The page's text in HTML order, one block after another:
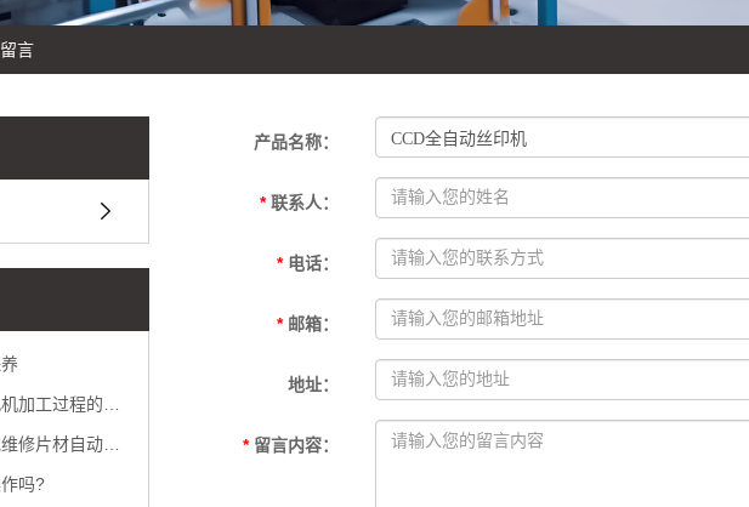
言
过程的稳定性
材自动丝印机
吗?
产品名称：
* 联系人：
* 电话：
* 邮箱：
地址：
* 留言内容：